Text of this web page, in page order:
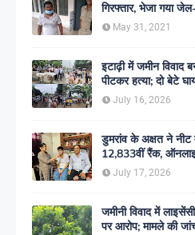
गिरफ्तार, भेजा गया
May 31, 2021
इटाढ़ी में जमीन विवाद
पीटकर हत्या; दो बेटे
July 16, 2026
डुमरांव के अक्षत ने
12,833वीं रैंक,
इतिहास
July 17, 2026
जमीनी विवाद में
पर आरोप; मामले की